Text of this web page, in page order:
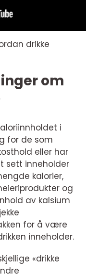
drikke
om
i
for de som
eller har
sett inneholder
kalorier,
og
av kalsium
for å være
inneholder.
«drikke